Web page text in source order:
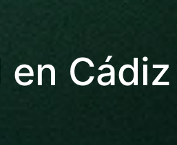
en Cádiz